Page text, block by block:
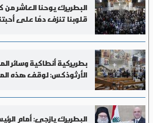
البطريرك يوحنا العاشر من
قلوبنا تنزف دمًا على
بطريركية أنطاكية وسائر
الأرثوذكس: لوقف هذه
البطريرك يازجي: أمام